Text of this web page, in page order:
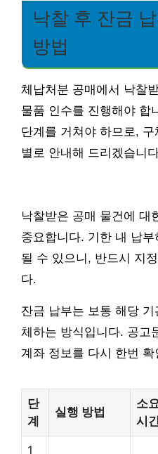
낙찰 후 잔금
방법
체납처분 공매에서 낙찰
물품 인수를 진행해야 합
단계를 거쳐야 하므로, 구
별로 안내해 드리겠습니
낙찰받은 공매 물건에 대
중요합니다. 기한 내 납
될 수 있으니, 반드시 지
다.
잔금 납부는 보통 해당 기
체하는 방식입니다. 공고
계좌 정보를 다시 한번
단
계
실행 방법
소
시
1